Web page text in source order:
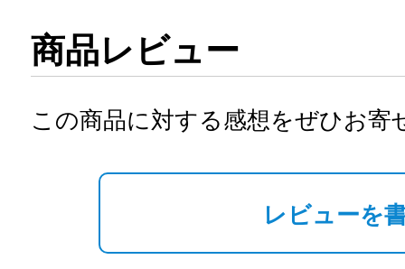
商品レビュー
この商品に対する感想をぜひお寄
レビューを